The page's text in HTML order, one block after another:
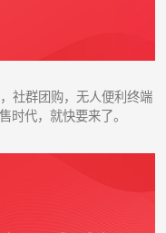
社群团购，无人便利终端
时代，就快要来了。